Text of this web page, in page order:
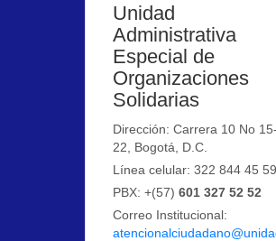
Unidad
Administrativa
Especial de
Organizaciones
Solidarias
Dirección: Carrera 10 No 15-
22, Bogotá, D.C.
Línea celular: 322 844 45 59
PBX: +(57)601 327 52 52
Correo Institucional: